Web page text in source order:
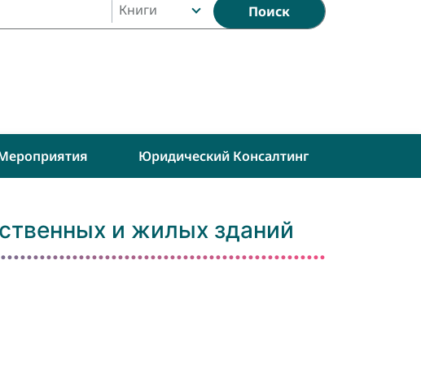
Книги Поиск
Юридический Консалтинг
и жилых зданий